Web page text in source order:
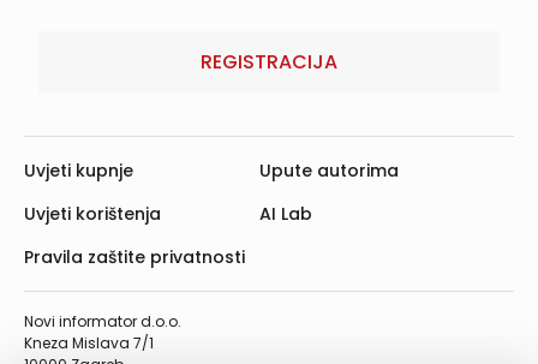
REGISTRACIJA
Novi informator d.o.o.
Kneza Mislava 7/1
Uvjeti kupnje
Uvjeti korištenja
Pravila zaštite privatnosti
Upute autorima
AI Lab